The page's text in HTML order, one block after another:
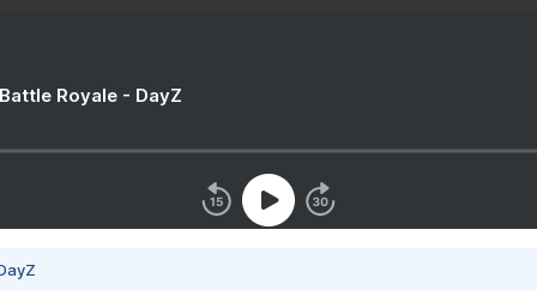
Royale - DayZ